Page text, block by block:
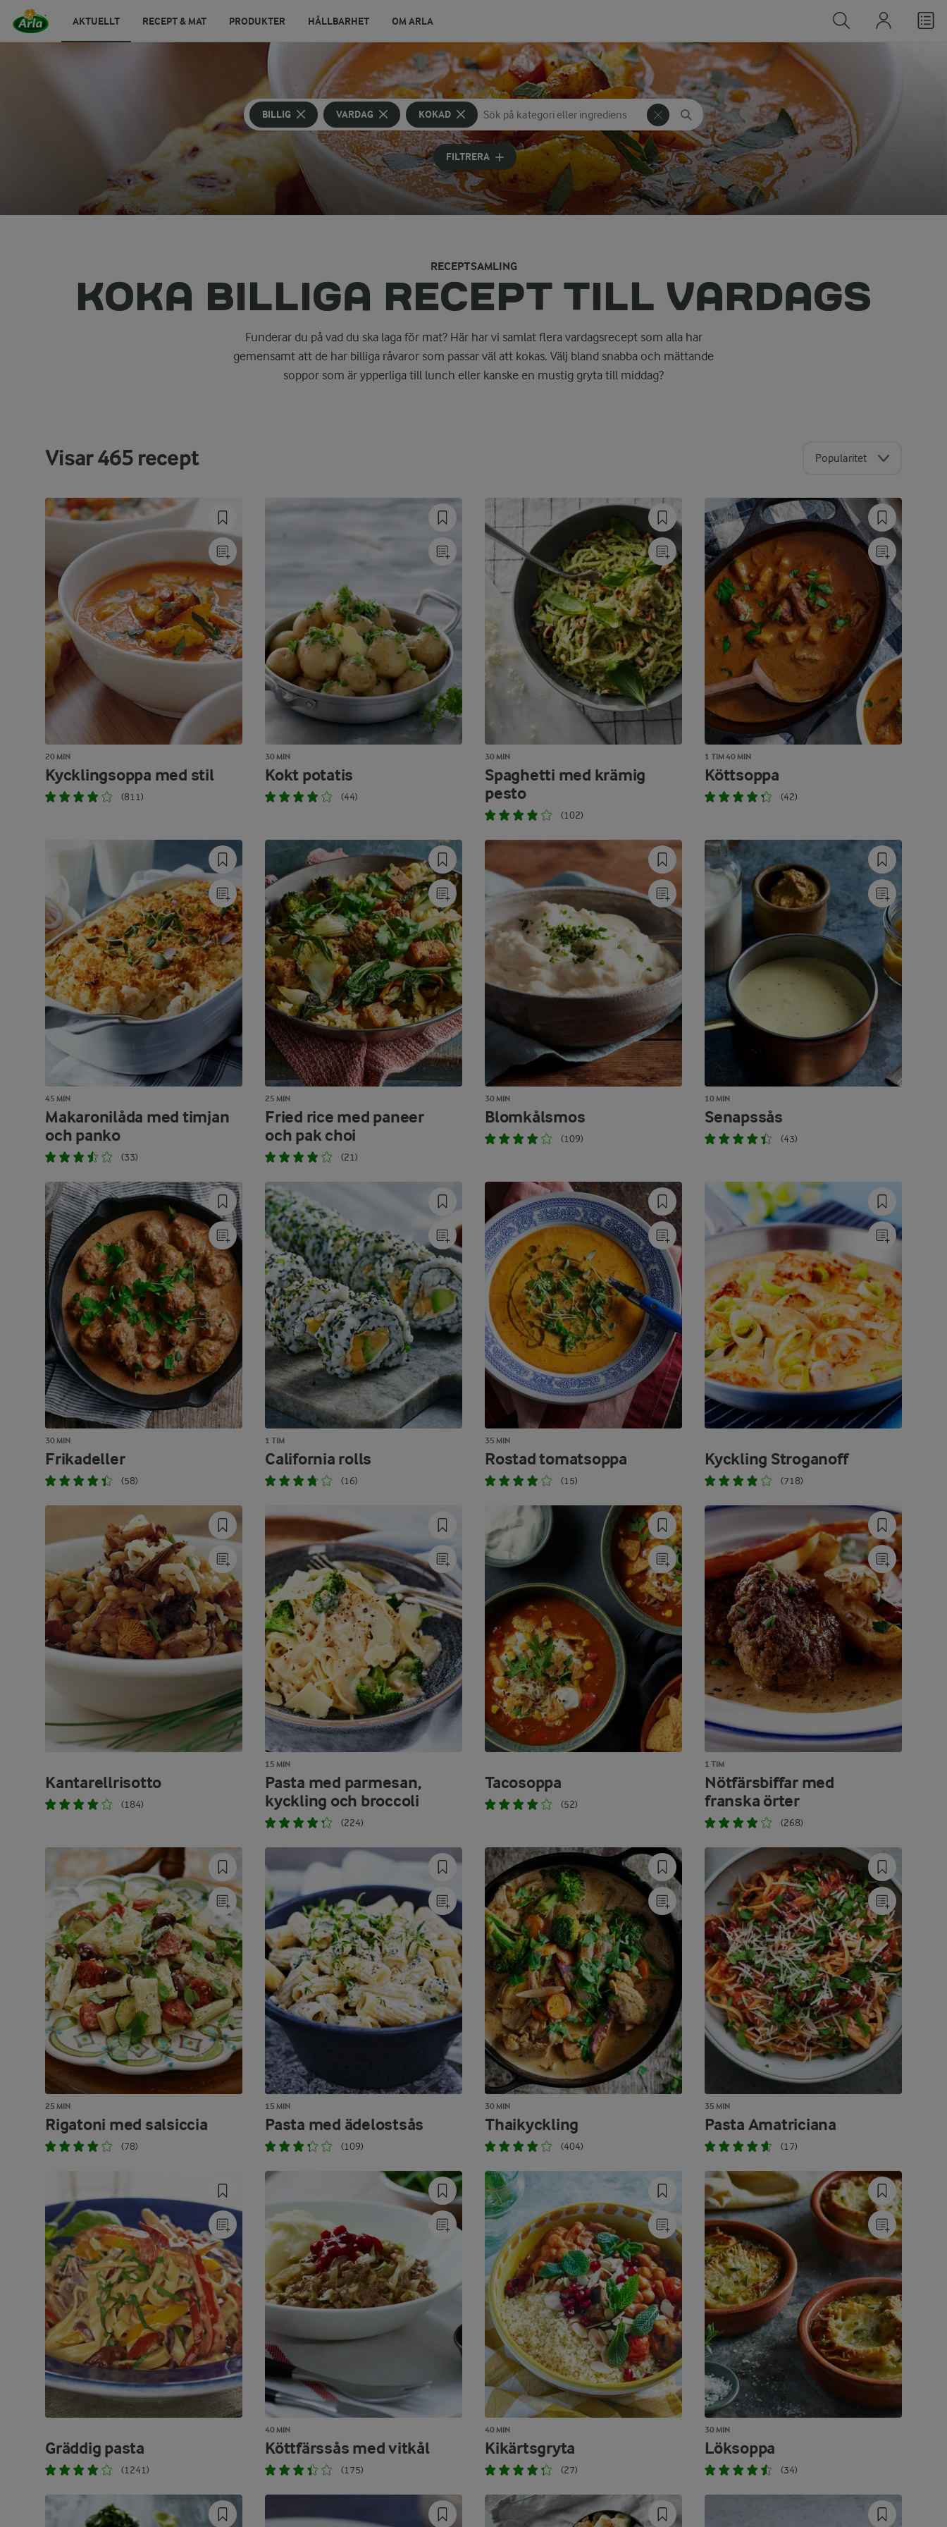
AKTUELLT RECEPT & MAT PRODUKTER HÅLLBARHET OM ARLA
BILLIG VARDAG KOKAD
Sök på kategori eller ingrediens
Skriv in sökord för att få förslag
FILTRERA
RECEPTSAMLING
KOKA BILLIGA RECEPT TILL VARDAGS
Funderar du på vad du ska laga för mat? Här har vi samlat flera vardagsrecept som alla har
gemensamt att de har billiga råvaror som passar väl att kokas. Välj bland snabba och mättande
soppor som är ypperliga till lunch eller kanske en mustig gryta till middag?
Visar465 recept Popularitet
20 MIN
Kycklingsoppa med stil
(811)
30 MIN
Kokt potatis
(44)
30 MIN
Spaghetti med krämig
pesto
(102)
1 TIM 40 MIN
Köttsoppa
(42)
45 MIN
Makaronilåda med timjan
och panko
(33)
25 MIN
Fried rice med paneer
och pak choi
(21)
30 MIN
Blomkålsmos
(109)
10 MIN
Senapssås
(43)
30 MIN
Frikadeller
(58)
1 TIM
California rolls
(16)
35 MIN
Rostad tomatsoppa
(15)
Kyckling Stroganoff
(718)
Kantarellrisotto
(184)
15 MIN
Pasta med parmesan,
kyckling och broccoli
(224)
Tacosoppa
(52)
1 TIM
Nötfärsbiffar med
franska örter
(268)
25 MIN
Rigatoni med salsiccia
(78)
15 MIN
Pasta med ädelostsås
(109)
30 MIN
Thaikyckling
(404)
35 MIN
Pasta Amatriciana
(17)
Gräddig pasta
(1241)
40 MIN
Köttfärssås med vitkål
(175)
40 MIN
Kikärtsgryta
(27)
30 MIN
Löksoppa
(34)